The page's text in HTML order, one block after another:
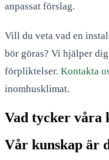
anpassat förslag.
Vill du veta vad en
bör göras? Vi hjälper
förpliktelser. Kontakta
inomhusklimat.
Vad tycker våra
Vår kunskap är